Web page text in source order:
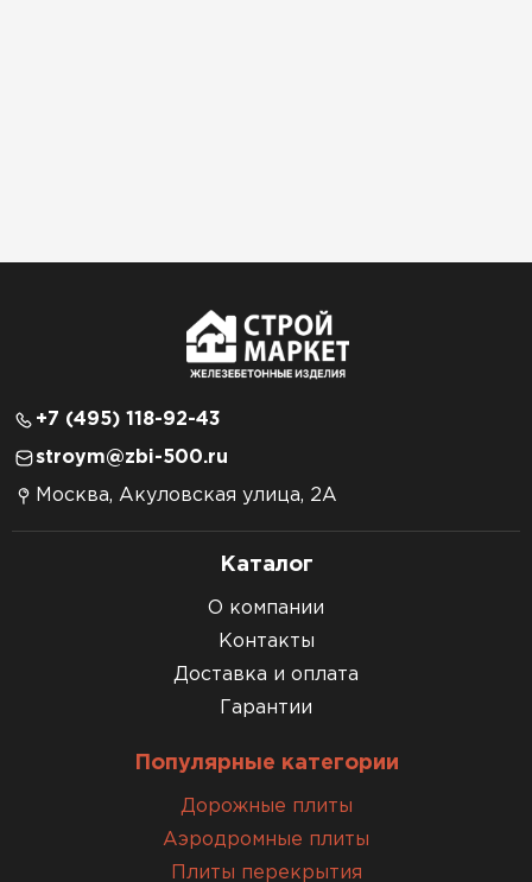
+7 (495) 118-92-43
stroym@zbi-500.ru
Москва, Акуловская улица, 2А
Каталог
О компании
Контакты
Доставка и оплата
Гарантии
Популярные категории
Дорожные плиты
Аэродромные плиты
Плиты перекрытия